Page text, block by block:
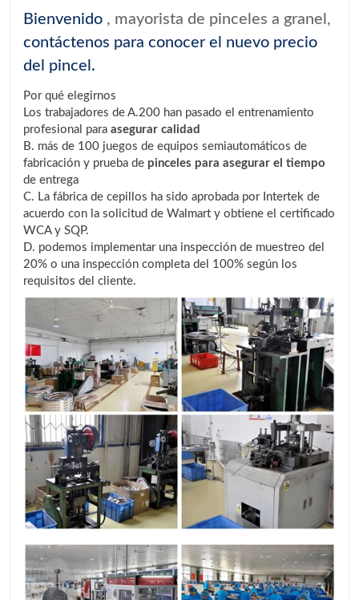
Bienvenido , mayorista de pinceles a granel,
contáctenos para conocer el nuevo precio
del pincel.
Por qué elegirnos
Los trabajadores de A.200 han pasado el entrenamiento
profesional para asegurar calidad
B. más de 100 juegos de equipos semiautomáticos de
fabricación y prueba de pinceles para asegurar el tiempo
de entrega
C. La fábrica de cepillos ha sido aprobada por Intertek de
acuerdo con la solicitud de Walmart y obtiene el certificado
WCA y SQP.
D. podemos implementar una inspección de muestreo del
20% o una inspección completa del 100% según los
requisitos del cliente.